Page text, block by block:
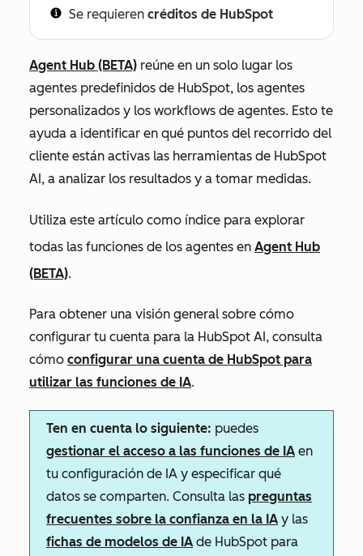
Se requieren créditos de HubSpot
Agent Hub (BETA) reúne en un solo lugar los
agentes predefinidos de HubSpot, los agentes
personalizados y los workflows de agentes. Esto te
ayuda a identificar en qué puntos del recorrido del
cliente están activas las herramientas de HubSpot
AI, a analizar los resultados y a tomar medidas.
Utiliza este artículo como índice para explorar
todas las funciones de los agentes en Agent Hub
(BETA).
Para obtener una visión general sobre cómo
configurar tu cuenta para la HubSpot AI, consulta
cómo configurar una cuenta de HubSpot para
utilizar las funciones de IA.
Ten en cuenta lo siguiente: puedes
gestionar el acceso a las funciones de IA en
tu configuración de IA y especificar qué
datos se comparten. Consulta las preguntas
frecuentes sobre la confianza en la IA y las
fichas de modelos de IA de HubSpot para